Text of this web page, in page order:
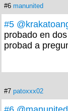
#6 manunited
#5
probado en
probad a
#7 patoxxx02